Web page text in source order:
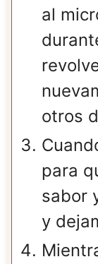
al
otros
para
sabor
y